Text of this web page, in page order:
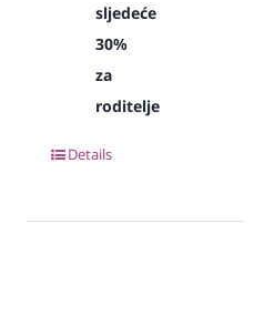
sljedeće
30%
za
roditelje
Details